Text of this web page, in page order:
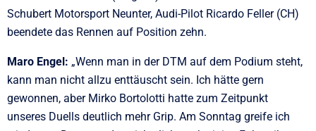
Schubert Motorsport Neunter, Audi-Pilot Ricardo Feller (CH)
beendete das Rennen auf Position zehn.
Maro Engel: „Wenn man in der DTM auf dem Podium steht,
kann man nicht allzu enttäuscht sein. Ich hätte gern
gewonnen, aber Mirko Bortolotti hatte zum Zeitpunkt
unseres Duells deutlich mehr Grip. Am Sonntag greife ich